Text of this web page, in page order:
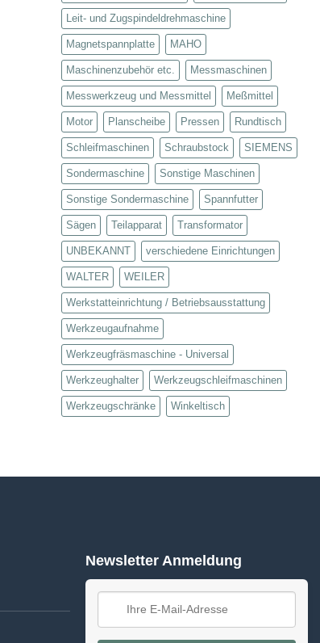
Leit- und Zugspindeldrehmaschine
Magnetspannplatte MAHO
Maschinenzubehör etc. Messmaschinen
Messwerkzeug und Messmittel Meßmittel
Motor Planscheibe Pressen Rundtisch
Schleifmaschinen Schraubstock SIEMENS
Sondermaschine Sonstige Maschinen
Sonstige Sondermaschine Spannfutter
Sägen Teilapparat Transformator
UNBEKANNT verschiedene Einrichtungen
WALTER WEILER
Werkstatteinrichtung / Betriebsausstattung
Werkzeugaufnahme
Werkzeugfräsmaschine - Universal
Werkzeughalter Werkzeugschleifmaschinen
Werkzeugschränke Winkeltisch
Newsletter Anmeldung